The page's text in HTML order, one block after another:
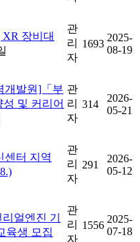
장비대
관
리
자
1693
2025-
08-19
개발원]「부
및 커리어
관
리
자
314
2026-
05-21
센터 지역
관
리
자
291
2026-
05-12
얼엔진 기
육생 모집
관
리
자
1556
2025-
07-18